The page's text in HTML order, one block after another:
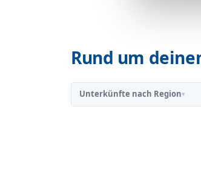
Rund um
Unterkünfte nach Region▾